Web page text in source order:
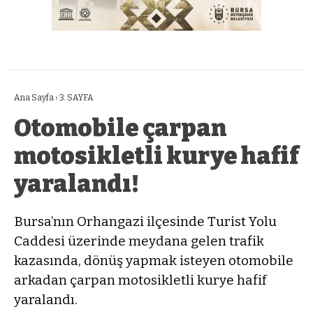
Ana Sayfa › 3. SAYFA
Otomobile çarpan
motosikletli kurye hafif
yaralandı!
Bursa’nın Orhangazi ilçesinde Turist Yolu
Caddesi üzerinde meydana gelen trafik
kazasında, dönüş yapmak isteyen otomobile
arkadan çarpan motosikletli kurye hafif
yaralandı.